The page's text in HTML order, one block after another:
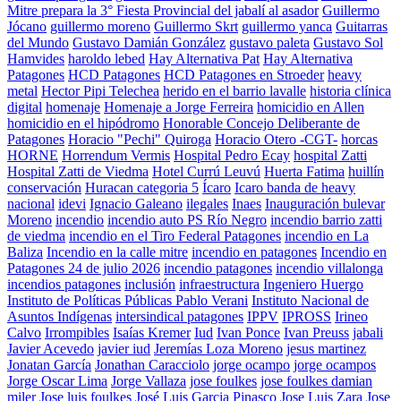
Mitre prepara la 3° Fiesta Provincial del jabalí al asador Guillermo
Jócano guillermo moreno Guillermo Skrt guillermo yanca Guitarras
del Mundo Gustavo Damián González gustavo paleta Gustavo Sol
Hamvides haroldo lebed Hay Alternativa Pat Hay Alternativa
Patagones HCD Patagones HCD Patagones en Stroeder heavy
metal Hector Pipi Telechea herido en el barrio lavalle historia clínica
digital homenaje Homenaje a Jorge Ferreira homicidio en Allen
homicidio en el hipódromo Honorable Concejo Deliberante de
Patagones Horacio "Pechi" Quiroga Horacio Otero -CGT- horcas
HORNE Horrendum Vermis Hospital Pedro Ecay hospital Zatti
Hospital Zatti de Viedma Hotel Currú Leuvú Huerta Fatima huillín
conservación Huracan categoria 5 Ícaro Icaro banda de heavy
nacional idevi Ignacio Galeano ilegales Inaes Inauguración bulevar
Moreno incendio incendio auto PS Río Negro incendio barrio zatti
de viedma incendio en el Tiro Federal Patagones incendio en La
Baliza Incendio en la calle mitre incendio en patagones Incendio en
Patagones 24 de julio 2026 incendio patagones incendio villalonga
incendios patagones inclusión infraestructura Ingeniero Huergo
Instituto de Políticas Públicas Pablo Verani Instituto Nacional de
Asuntos Indígenas intersindical patagones IPPV IPROSS Irineo
Calvo Irrompibles Isaías Kremer Iud Ivan Ponce Ivan Preuss jabali
Javier Acevedo javier iud Jeremías Loza Moreno jesus martinez
Jonatan García Jonathan Caracciolo jorge ocampo jorge ocampos
Jorge Oscar Lima Jorge Vallaza jose foulkes jose foulkes damian
miler Jose luis foulkes José Luis Garcia Pinasco Jose Luis Zara Jose